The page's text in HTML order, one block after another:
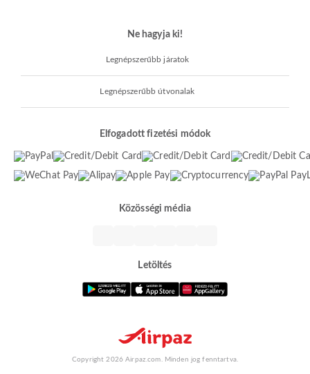
Ne hagyja ki!
Legnépszerűbb járatok
Legnépszerűbb útvonalak
Elfogadott fizetési módok
Közösségi média
Letöltés
Copyright 2026 Airpaz.com. Minden jog fenntartva.